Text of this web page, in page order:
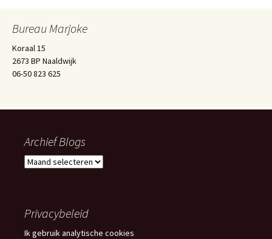
Bureau Marjoke
Koraal 15
2673 BP Naaldwijk
06-50 823 625
Archief Blogs
Archief
Privacybeleid
Ik gebruik analytische cookies